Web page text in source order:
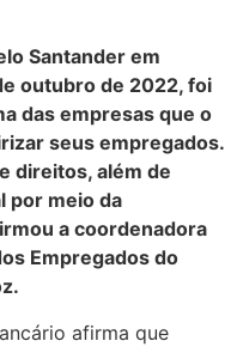
Santander em
outubro de 2022, foi
das empresas que o
seus empregados.
direitos, além de
por meio da
a coordenadora
Empregados do
afirma que